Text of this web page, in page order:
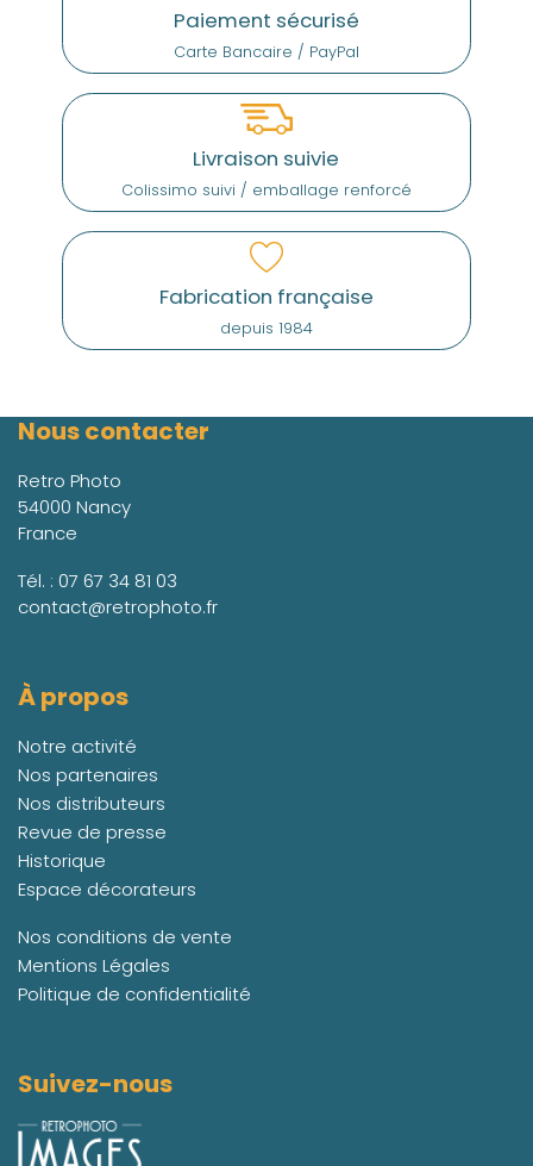
Paiement sécurisé
Carte Bancaire / PayPal
Livraison suivie
Colissimo suivi / emballage renforcé
Fabrication française
depuis 1984
Nous contacter
Retro Photo
54000 Nancy
France
Tél. : 07 67 34 81 03
contact@retrophoto.fr
À propos
Notre activité
Nos partenaires
Nos distributeurs
Revue de presse
Historique
Espace décorateurs
Nos conditions de vente
Mentions Légales
Politique de confidentialité
Suivez-nous